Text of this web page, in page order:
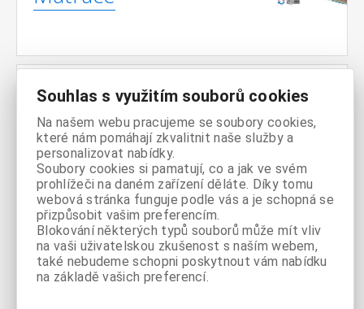
Noční
stolky
Komody
Souhlas s využitím souborů cookies
Na našem webu pracujeme se soubory cookies,
které nám pomáhají zkvalitnit naše služby a
personalizovat nabídky.
Soubory cookies si pamatují, co a jak ve svém
prohlížeči na daném zařízení děláte. Díky tomu
webová stránka funguje podle vás a je schopná se
přizpůsobit vašim preferencím.
Blokování některých typů souborů může mít vliv
na vaši uživatelskou zkušenost s naším webem,
také nebudeme schopni poskytnout vám nabídku
na základě vašich preferencí.